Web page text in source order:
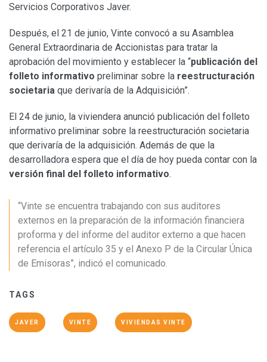
Servicios Corporativos Javer.
Después, el 21 de junio, Vinte convocó a su Asamblea
General Extraordinaria de Accionistas para tratar la
aprobación del movimiento y establecer la “publicación del
folleto informativo preliminar sobre la reestructuración
societaria que derivaría de la Adquisición”.
El 24 de junio, la viviendera anunció publicación del folleto
informativo preliminar sobre la reestructuración societaria
que derivaría de la adquisición. Además de que la
desarrolladora espera que el día de hoy pueda contar con la
versión final del folleto informativo.
“Vinte se encuentra trabajando con sus auditores
externos en la preparación de la información financiera
proforma y del informe del auditor externo a que hacen
referencia el artículo 35 y el Anexo P de la Circular Única
de Emisoras”, indicó el comunicado.
TAGS
JAVER VINTE VIVIENDAS VINTE